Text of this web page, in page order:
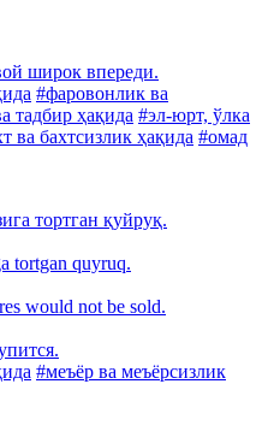
широк впереди.
#фаровонлик ва
тадбир ҳақида #эл-юрт, ўлка
ва бахтсизлик ҳақида #омад
тортган қуйруқ.
tortgan quyruq.
would not be sold.
#меъёр ва меъёрсизлик